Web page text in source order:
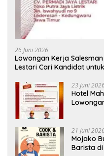
26 Juni 2026
Lowongan Kerja
Lestari Cari Kandidat
23 Juni
Hotel
21 Juni
Mojako
Barista di